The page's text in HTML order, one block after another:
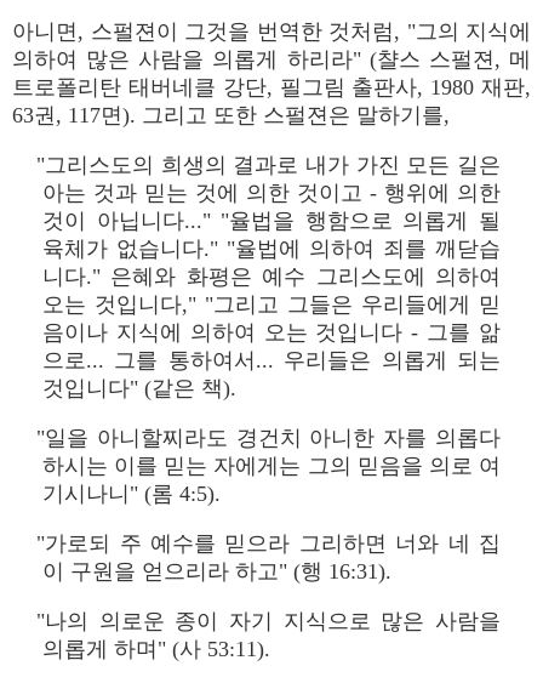
아니면, 스펄젼이 그것을 번역한 것처럼, "그의 지식에
의하여 많은 사람을 의롭게 하리라" (챨스 스펄젼, 메
트로폴리탄 태버네클 강단, 필그림 출판사, 1980 재판,
63권, 117면). 그리고 또한 스펄젼은 말하기를,
"그리스도의 희생의 결과로 내가 가진 모든 길은
아는 것과 믿는 것에 의한 것이고 - 행위에 의한
것이 아닙니다..." "율법을 행함으로 의롭게 될
육체가 없습니다." "율법에 의하여 죄를 깨닫습
니다." 은혜와 화평은 예수 그리스도에 의하여
오는 것입니다," "그리고 그들은 우리들에게 믿
음이나 지식에 의하여 오는 것입니다 - 그를 앎
으로... 그를 통하여서... 우리들은 의롭게 되는
것입니다" (같은 책).
"일을 아니할찌라도 경건치 아니한 자를 의롭다
하시는 이를 믿는 자에게는 그의 믿음을 의로 여
기시나니" (롬 4:5).
"가로되 주 예수를 믿으라 그리하면 너와 네 집
이 구원을 얻으리라 하고" (행 16:31).
"나의 의로운 종이 자기 지식으로 많은 사람을
의롭게 하며" (사 53:11).